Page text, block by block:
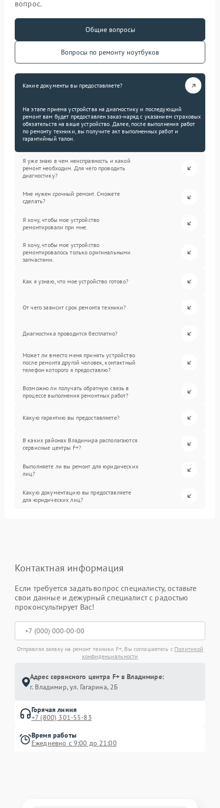
вопрос.
Общие вопросы
Вопросы по ремонту ноутбуков
Какие документы вы предоставляете?
На этапе приема устройства на диагностику и последующий
ремонт вам будет предоставлен заказ-наряд с указанием страховых
обязательств на ваше устройство. Далее, после выполнения работ
по ремонту техники, вы получите акт выполненных работ и
гарантийный талон.
Я уже знаю в чем неисправность и какой
ремонт необходим. Для чего проводить
диагностику?
Мне нужен срочный ремонт. Сможете
сделать?
Я хочу, чтобы мое устройство
ремонтировали при мне.
Я хочу, чтобы мое устройство
ремонтировалось только оригинальными
запчастями.
Как я узнаю, что мое устройство готово?
От чего зависит срок ремонта техники?
Диагностика проводится бесплатно?
Может ли вместо меня принять устройство
после ремонта другой человек, контактный
телефон которого я предоставлю?
Возможно ли получать обратную связь в
процессе выполнения ремонтных работ?
Какую гарантию вы предоставляете?
В каких районах Владимира располагаются
сервисные центры F+?
Выполняете ли вы ремонт для юридических
лиц?
Какую документацию вы предоставляете
для юридических лиц?
Контактная информация
Если требуется задать вопрос специалисту, оставьте
свои данные и дежурный специалист с радостью
проконсультирует Вас!
Отправляя заявку на ремонт техники F+, Вы соглашаетесь с Политикой
конфиденциальности
Адрес сервисного центра F+ в Владимире:
г. Владимир, ул. Гагарина, 2Б
Горячая линия
+7 (800) 301-55-83
Время работы
Ежедневно с 9:00 до 21:00